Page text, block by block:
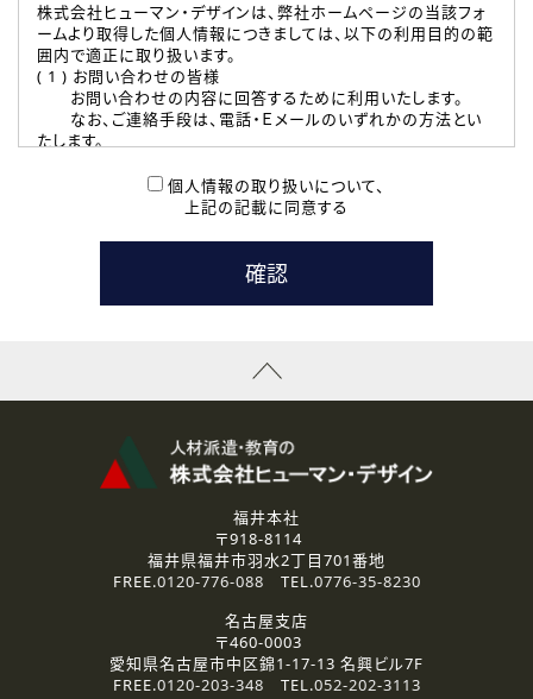
株式会社ヒューマン・デザインは、弊社ホームページの当該フォ
ームより取得した個人情報につきましては、以下の利用目的の範
囲内で適正に取り扱います。
( 1 ) お問い合わせの皆様
お問い合わせの内容に回答するために利用いたします。
なお、ご連絡手段は、電話・Ｅメールのいずれかの方法とい
たします。
本登録に関するご連絡および本登録時の参考情報として利
たします。
( 3 ) スタッフ派遣を検討されている企業の皆様
お問い合わせの内容に回答するために利用いたします。
なお、ご連絡手段は、電話・Ｅメールのいずれかの方法とい
資料送付、受講相談に関するご連絡のために利用いたしま
その他、お問い合わせの内容に回答するために利用いたし
なお、ご連絡手段は、電話・Ｅメールのいずれかの方法とい
2.個人情報の第三者提供
ご提供いただいた個人情報は、法令等の規定に従う場合を除き、
3.個人情報の取り扱いの委託
弊社の定める個人情報保護の評価基準を満たした委託先に、個
人情報を委託する場合があります。
個人情報の取り扱いについて、
上記の記載に同意する
福井本社
〒918-8114
福井県福井市羽水2丁目701番地
FREE.0120-776-088 TEL.0776-35-8230
名古屋支店
〒460-0003
愛知県名古屋市中区錦1-17-13 名興ビル7F
FREE.0120-203-348 TEL.052-202-3113